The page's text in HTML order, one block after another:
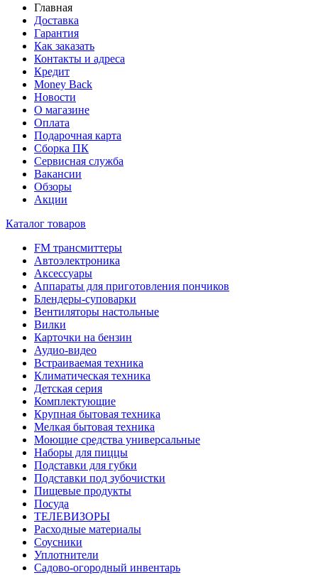
Главная
Доставка
Гарантия
Как заказать
Контакты и адреса
Кредит
Money Back
Новости
О магазине
Оплата
Подарочная карта
Сборка ПК
Сервисная служба
Вакансии
Обзоры
Акции
Каталог товаров
FM трансмиттеры
Автоэлектроника
Аксессуары
Аппараты для приготовления пончиков
Блендеры-суповарки
Вентиляторы настольные
Вилки
Карточки на бензин
Аудио-видео
Встраиваемая техника
Климатическая техника
Детская серия
Комплектующие
Крупная бытовая техника
Мелкая бытовая техника
Моющие средства универсальные
Наборы для пиццы
Подставки для губки
Подставки под зубочистки
Пищевые продукты
Посуда
ТЕЛЕВИЗОРЫ
Расходные материалы
Соусники
Уплотнители
Садово-огородный инвентарь